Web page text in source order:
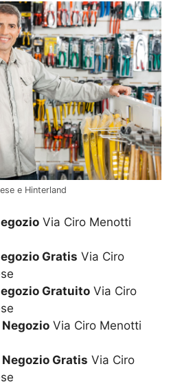
e Hinterland
Via Ciro Menotti
Gratis Via Ciro
Gratuito Via Ciro
Via Ciro Menotti
Gratis Via Ciro